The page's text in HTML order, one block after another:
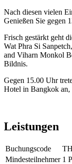
Nach diesen vielen
Genießen Sie gegen
Frisch gestärkt geht
Wat Phra Si
and Viharn Monkol
Bildnis.
Gegen 15.00 Uhr
Hotel in Bangkok an,
Leistungen
Buchungscode
Mindesteilnehmer 1